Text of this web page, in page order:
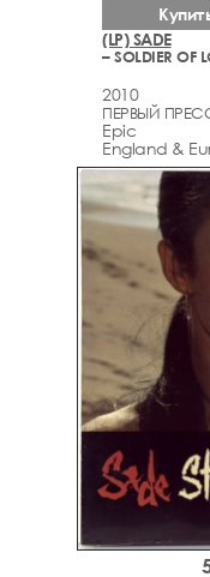
(LP) SADE
– SOLDIER OF
2010
ПЕРВЫЙ
Epic
England &